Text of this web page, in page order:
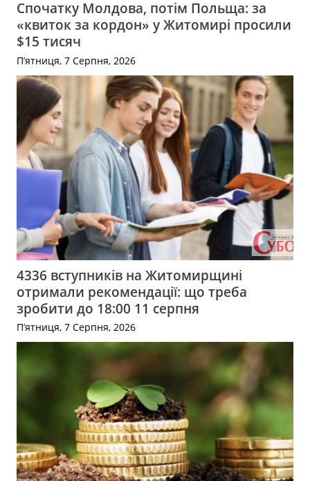
Спочатку Молдова, потім Польща: за
«квиток за кордон» у Житомирі просили
$15 тисяч
П’ятниця, 7 Серпня, 2026
4336 вступників на Житомирщині
отримали рекомендації: що треба
зробити до 18:00 11 серпня
П’ятниця, 7 Серпня, 2026